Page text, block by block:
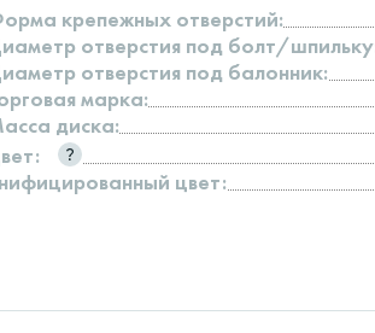
крепежных отверстий:
отверстия под болт/
отверстия под балонник:
марка:
диска:
цвет: